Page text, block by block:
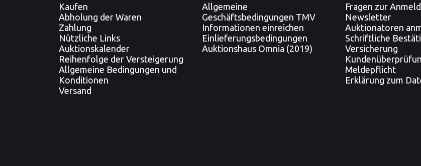
Kaufen
Abholung der Waren
Zahlung
Nützliche Links
Auktionskalender
Reihenfolge der Versteigerung
Allgemeine Bedingungen und
Konditionen
Versand
Allgemeine
Geschäftsbedingungen TMV
Informationen einreichen
Einlieferungsbedingungen
Auktionshaus Omnia (2019)
Fragen zur
Newsletter
Auktionatoren
Schriftliche
Versicherung
Meldepflicht
Erklärung zum